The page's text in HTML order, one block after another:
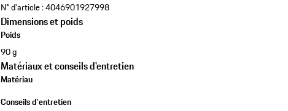
N° d'article :4046901927998
Dimensions et poids
Poids
90 g
Matériaux et conseils d'entretien
Matériau
Conseils d'entretien